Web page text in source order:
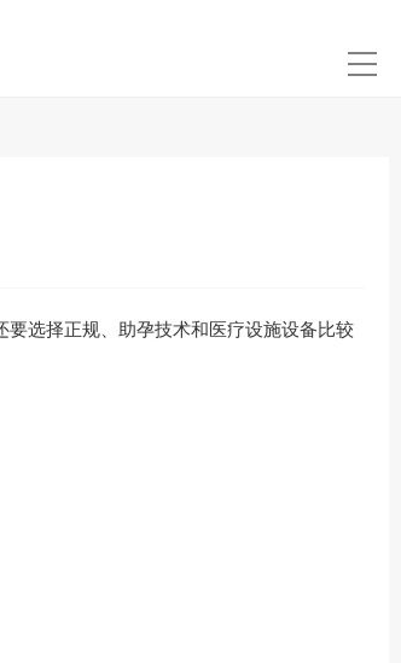
选择正规、助孕技术和医疗设施设备比较